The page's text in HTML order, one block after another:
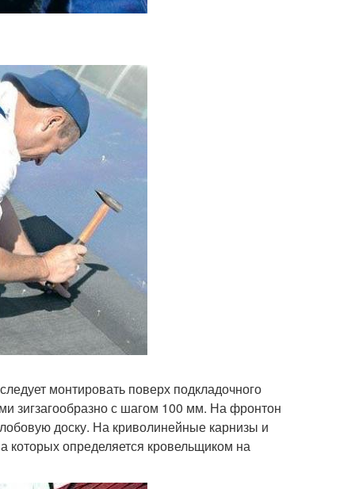
монтировать поверх подкладочного
зигзагообразно с шагом 100 мм. На фронтон
доску. На криволинейные карнизы и
которых определяется кровельщиком на